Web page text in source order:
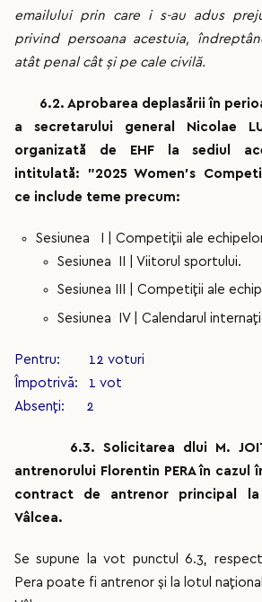
emailului prin care i s-au adus
privind persoana acestuia,
atât penal cât și pe cale civilă.
6.2. Aprobarea deplasării în
a secretarului general Nicolae
organizată de EHF la sediul
intitulată: ”2025 Women’s
ce include teme precum:
Sesiunea I | Competiții ale
Sesiunea II | Viitorul sportului.
Sesiunea III | Competiții ale
Sesiunea IV | Calendarul
Pentru: 12 voturi
Împotrivă: 1 vot
Absenți: 2
6.3. Solicitarea dlui M.
antrenorului Florentin PERA în cazul
contract de antrenor principal la
Vâlcea.
Se supune la vot punctul 6.3,
Pera poate fi antrenor și la lotul național